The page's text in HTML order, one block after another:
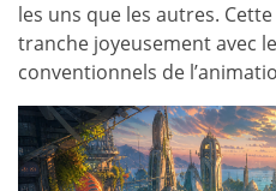
les uns que les autres.
tranche joyeusement avec
conventionnels de